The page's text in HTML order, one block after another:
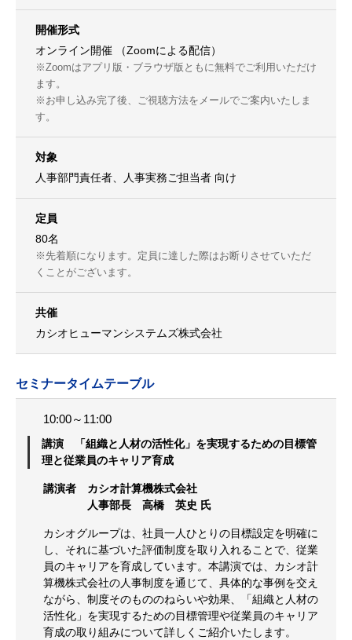
開催形式
オンライン開催 （Zoomによる配信）
※Zoomはアプリ版・ブラウザ版ともに無料でご利用いただけ
ます。
※お申し込み完了後、ご視聴方法をメールでご案内いたしま
す。
対象
人事部門責任者、人事実務ご担当者 向け
定員
80名
※先着順になります。定員に達した際はお断りさせていただ
くことがございます。
共催
カシオヒューマンシステムズ株式会社
セミナータイムテーブル
10:00～11:00
講演 「組織と人材の活性化」を実現するための目標管
理と従業員のキャリア育成
講演者 カシオ計算機株式会社
人事部長 高橋 英史 氏
カシオグループは、社員一人ひとりの目標設定を明確に
し、それに基づいた評価制度を取り入れることで、従業
員のキャリアを育成しています。本講演では、カシオ計
算機株式会社の人事制度を通じて、具体的な事例を交え
ながら、制度そのもののねらいや効果、「組織と人材の
活性化」を実現するための目標管理や従業員のキャリア
育成の取り組みについて詳しくご紹介いたします。